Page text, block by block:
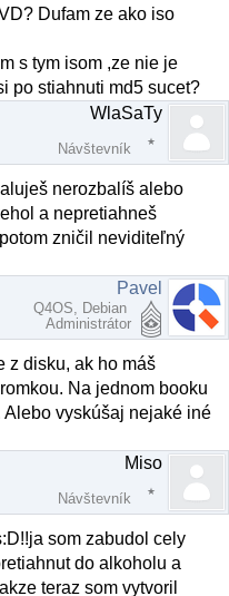
Dufam ze ako iso
s tym isom ,ze nie je
po stiahnuti md5 sucet?
WlaSaTy
Návštevník
nerozbalíš alebo
a nepretiahneš
zničil neviditeľný
Pavel
Q4OS, Debian
Administrátor
z disku, ak ho máš
Na jednom booku
vyskúšaj nejaké iné
Miso
Návštevník
som zabudol cely
do alkoholu a
teraz som vytvoril